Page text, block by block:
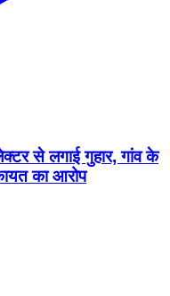
से लगाई गुहार, गांव के
का आरोप